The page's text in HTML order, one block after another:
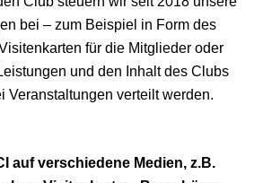
bei – zum Beispiel in Form des
für die Mitglieder oder
und den Inhalt des Clubs
Veranstaltungen verteilt werden.
auf verschiedene Medien, z.B.